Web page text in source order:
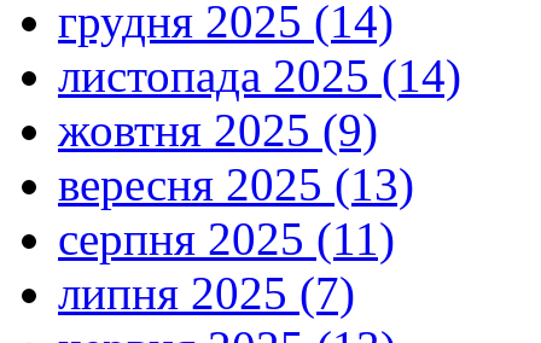
грудня 2025 (14)
листопада 2025 (14)
жовтня 2025 (9)
вересня 2025 (13)
серпня 2025 (11)
липня 2025 (7)